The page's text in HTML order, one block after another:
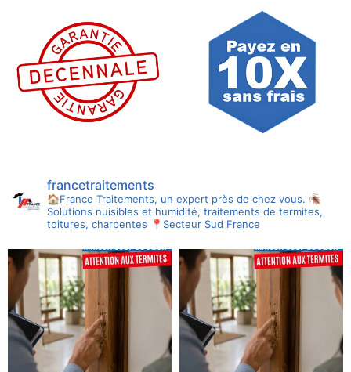
francetraitements
🏠France Traitements, un expert près de chez vous. 🪳
Solutions nuisibles et humidité, traitements de termites,
toitures, charpentes 📍Secteur Sud France